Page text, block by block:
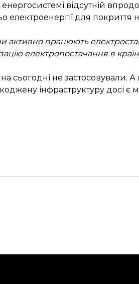
відсутній
електроенергії для покриття
активно працюють
електропостачання в
сьогодні не застосовували. А
інфраструктуру досі є